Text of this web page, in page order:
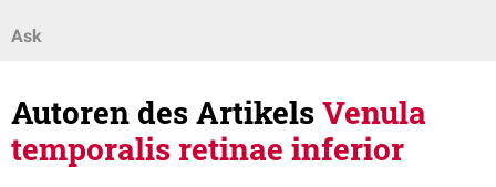
Ask
Autoren des ArtikelsVenula
temporalis retinae inferior